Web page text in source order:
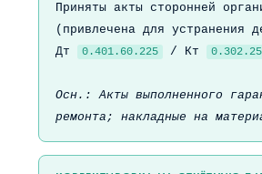
Приняты акты сторонней
(привлечена для устранения
Дт
0.401.60.225 / Кт
Осн.: Акты выполненного
ремонта; накладные на